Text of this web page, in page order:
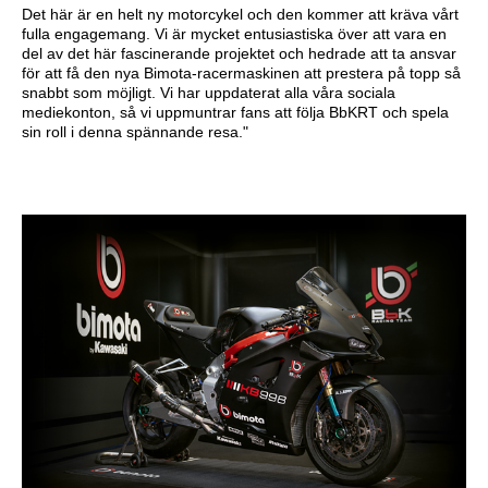
Det här är en helt ny motorcykel och den kommer att kräva vårt
fulla engagemang. Vi är mycket entusiastiska över att vara en
del av det här fascinerande projektet och hedrade att ta ansvar
för att få den nya Bimota-racermaskinen att prestera på topp så
snabbt som möjligt. Vi har uppdaterat alla våra sociala
mediekonton, så vi uppmuntrar fans att följa BbKRT och spela
sin roll i denna spännande resa."